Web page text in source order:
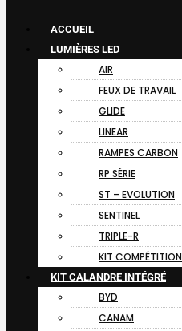
ACCUEIL
LUMIÈRES LED
AIR
FEUX DE TRAVAIL
GLIDE
LINEAR
RAMPES CARBON
RP SÉRIE
ST – EVOLUTION
SENTINEL
TRIPLE-R
KIT COMPÉTITION
KIT CALANDRE INTÉGRÉ
BYD
CANAM